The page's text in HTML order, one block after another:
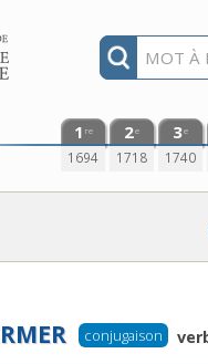
1 re
1694
2e
1718
3e
1740
conjugaison